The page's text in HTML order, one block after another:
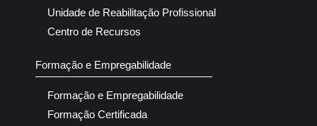
Unidade de Reabilitação Profissional
Centro de Recursos
Formação e Empregabilidade
Formação e Empregabilidade
Formação Certificada